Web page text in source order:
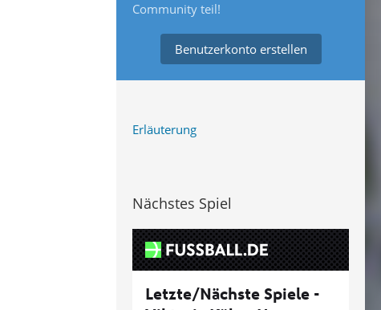
Community teil!
Benutzerkonto erstellen
Erläuterung
Nächstes Spiel